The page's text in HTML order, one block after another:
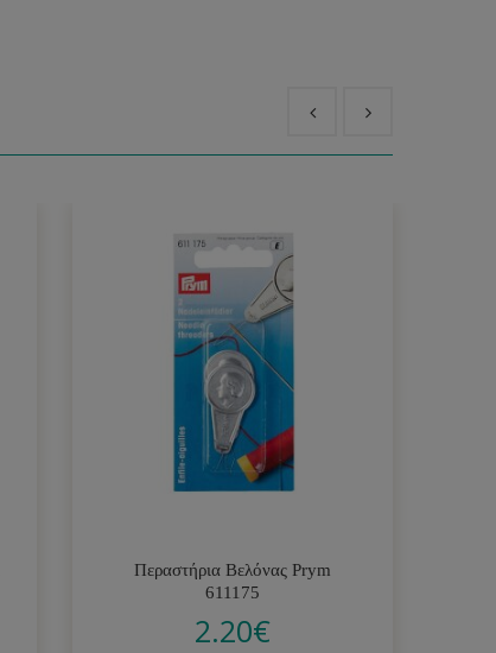
Περαστήρια Βελόνας Prym
611175
2.20€